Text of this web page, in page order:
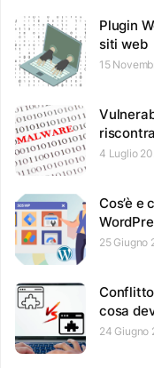
Plugin
siti web
15
4 Luglio
Cos’è e
25 Giugno
cosa
24 Giugno